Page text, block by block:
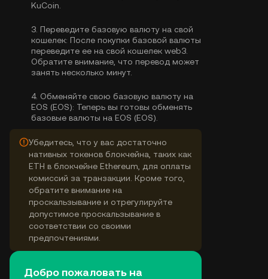
KuCoin.
3. Переведите базовую валюту на свой
кошелек: После покупки базовой валюты
переведите ее на свой кошелек web3.
Обратите внимание, что перевод может
занять несколько минут.
4. Обменяйте свою базовую валюту на
EOS (EOS): Теперь вы готовы обменять
базовые валюты на EOS (EOS).
Убедитесь, что у вас достаточно
нативных токенов блокчейна, таких как
ETH в блокчейне Ethereum, для оплаты
комиссий за транзакции. Кроме того,
обратите внимание на
проскальзывание и отрегулируйте
допустимое проскальзывание в
соответствии со своими
предпочтениями.
Добро пожаловать на